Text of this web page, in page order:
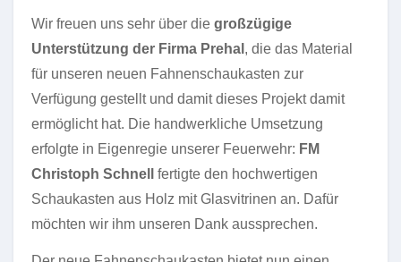
Wir freuen uns sehr über die großzügige
Unterstützung der Firma Prehal , die das Material
für unseren neuen Fahnenschaukasten zur
Verfügung gestellt und damit dieses Projekt damit
ermöglicht hat. Die handwerkliche Umsetzung
erfolgte in Eigenregie unserer Feuerwehr: FM
Christoph Schnell
fertigte den hochwertigen
Schaukasten aus Holz mit Glasvitrinen an. Dafür
möchten wir ihm unseren Dank aussprechen.